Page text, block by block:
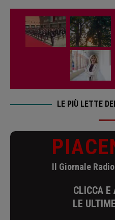
LE PIÙ LETTE
Il Giornale
CLICCA E
LE